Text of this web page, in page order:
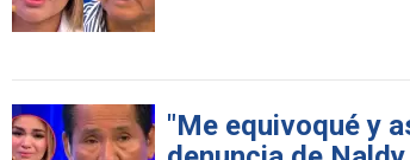
"Me equivoqué y